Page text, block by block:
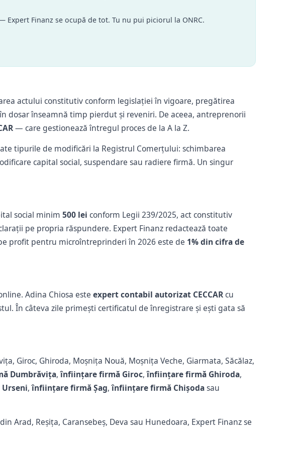
Finanz se ocupă de tot. Tu nu pui piciorul la ONRC.
actului constitutiv conform legislației în vigoare, pregătirea
dosar înseamnă timp pierdut și reveniri. De aceea, antreprenorii
— care gestionează întregul proces de la A la Z.
tipurile de modificări la Registrul Comerțului: schimbarea
capital social, suspendare sau radiere firmă. Un singur
social minim 500 lei conform Legii 239/2025, act constitutiv
pe propria răspundere. Expert Finanz redactează toate
profit pentru microîntreprinderi în 2026 este de 1% din cifra de
Adina Chiosa este expert contabil autorizat CECCARcu
În câteva zile primești certificatul de înregistrare și ești gata să
Giroc, Ghiroda, Moșnița Nouă, Moșnița Veche, Giarmata, Săcălaz,
Dumbrăvița,înființare firmă Giroc,înființare firmă Ghiroda,
,înființare firmă Șag,înființare firmă Chișodasau
Arad, Reșița, Caransebeș, Deva sau Hunedoara, Expert Finanz se